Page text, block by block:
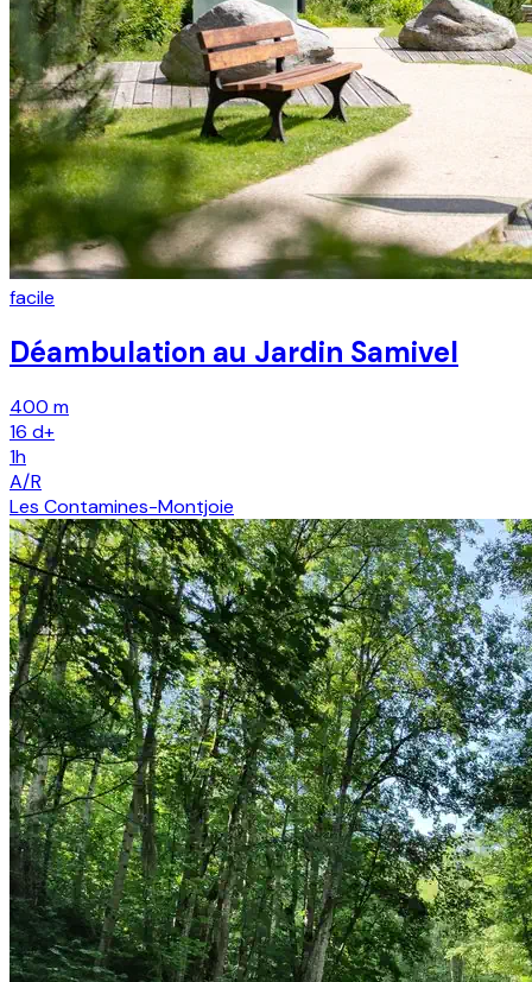
facile
Déambulation au Jardin Samivel
400 m
16 d+
1h
A/R
Les Contamines-Montjoie